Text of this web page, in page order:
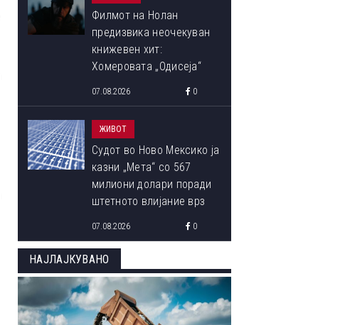
Филмот на Нолан
предизвика неочекуван
книжевен хит:
Хомеровата „Одисеја“
07.08.2026 0
ЖИВОТ
Судот во Ново Мексико ја
казни „Мета“ со 567
милиони долари поради
штетното влијание врз
07.08.2026 0
НАЈЛАЈКУВАНО